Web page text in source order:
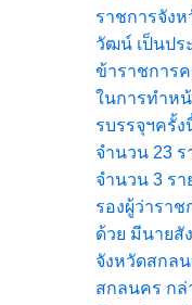
ราชการจัง
วัฒน์ เป็นป
ข้าราชการ
ในการทำห
รบรรจุฯครั้
จำนวน 23
จำนวน 3 ร
รองผู้ว่ารา
ด้วย มีนายสั
จังหวัดสกล
สกลนคร กล่